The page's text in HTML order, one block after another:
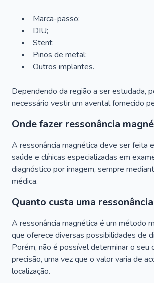
Marca-passo;
DIU;
Stent;
Pinos de metal;
Outros implantes.
Dependendo da região a ser estudada,
necessário vestir um avental fornecido
Onde fazer ressonância
A ressonância magnética deve ser feita
saúde e clínicas especializadas em
diagnóstico por imagem, sempre
médica.
Quanto custa uma
A ressonância magnética é um método
que oferece diversas possibilidades de
Porém, não é possível determinar o seu
precisão, uma vez que o valor varia de
localização.